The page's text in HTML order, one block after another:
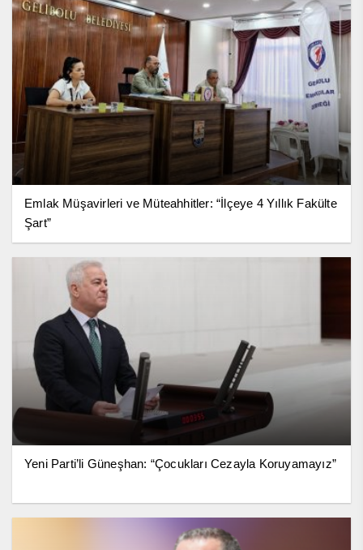
Emlak Müşavirleri ve Müteahhitler: “İlçeye 4 Yıllık Fakülte
Şart”
Yeni Parti’li Güneşhan: “Çocukları Cezayla Koruyamayız”